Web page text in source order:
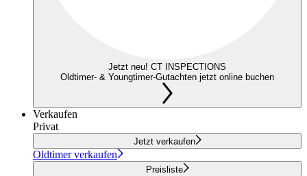
Jetzt neu! CT INSPECTIONS
Oldtimer- & Youngtimer-Gutachten jetzt online buchen
Verkaufen
Privat
Jetzt verkaufen
Oldtimer verkaufen
Preisliste